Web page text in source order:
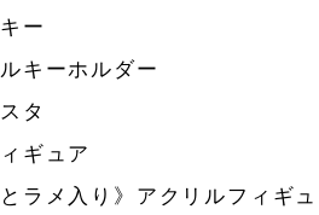
ー
キーホルダー
タ
ギュア
とラメ入り》アクリルフィギュ